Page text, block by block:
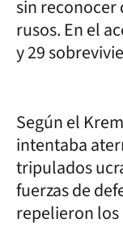
sin reconocer
rusos. En el
y 29
Según el
intentaba
tripulados
fuerzas de
repelieron los